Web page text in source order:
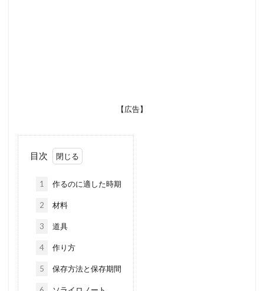
【広告】
目次
1 作るのに適した時期
2 材料
3 道具
4 作り方
5 保存方法と保存期間